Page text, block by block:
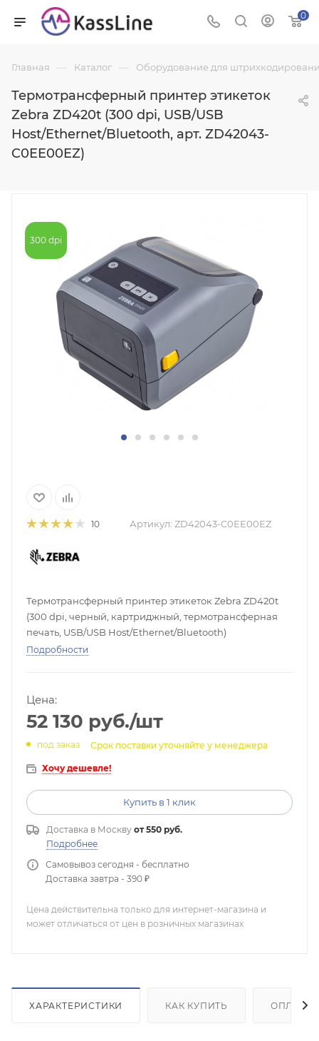
0
Главная — Каталог — Оборудование для
Термотрансферный принтер этикеток
Zebra ZD420t (300 dpi, USB/USB
Host/Ethernet/Bluetooth, арт. ZD42043-
C0EE00EZ)
300 dpi
10 Артикул: ZD42043-C0EE00EZ
Термотрансферный принтер этикеток Zebra ZD420t
(300 dpi, черный, картриджный, термотрансферная
печать, USB/USB Host/Ethernet/Bluetooth)
Подробности
Цена:
52 130 руб./шт
под заказ Срок поставки уточняйте у менеджера
Хочу дешевле!
Купить в 1 клик
Доставка в Москву от 550 руб.
Подробнее
Самовывоз сегодня - бесплатно
Доставка завтра - 390 ₽
Цена действительна только для интернет-магазина и
может отличаться от цен в розничных магазинах
ХАРАКТЕРИСТИКИ КАК КУПИТЬ ОПЛАТА